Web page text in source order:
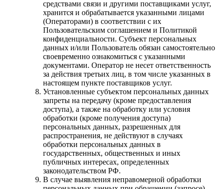
средствами связи и другими поставщиками услуг,
хранится и обрабатывается указанными лицами
(Операторами) в соответствии с их
Пользовательским соглашением и Политикой
конфиденциальности. Субъект персональных
данных и/или Пользователь обязан самостоятельно
своевременно ознакомиться с указанными
документами. Оператор не несет ответственность
за действия третьих лиц, в том числе указанных в
настоящем пункте поставщиков услуг.
Установленные субъектом персональных данных
запреты на передачу (кроме предоставления
доступа), а также на обработку или условия
обработки (кроме получения доступа)
персональных данных, разрешенных для
распространения, не действуют в случаях
обработки персональных данных в
государственных, общественных и иных
публичных интересах, определенных
законодательством РФ.
В случае выявления неправомерной обработки